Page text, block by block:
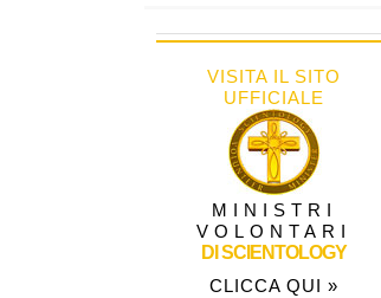
VISITA IL SITO
UFFICIALE
MINISTRI
VOLONTARI
DI SCIENTOLOGY
CLICCA QUI »